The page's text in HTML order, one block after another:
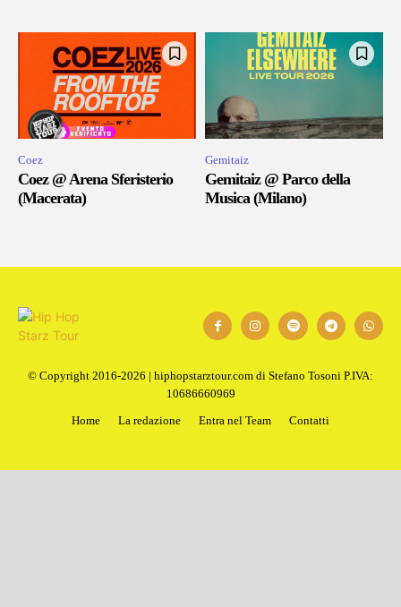
Coez
Coez @ Arena Sferisterio
(Macerata)
Gemitaiz
Gemitaiz @ Parco della
Musica (Milano)
© Copyright 2016-2026 | hiphopstarztour.com di Stefano Tosoni P.IVA:
10686660969
Home
La redazione Entra nel Team Contatti